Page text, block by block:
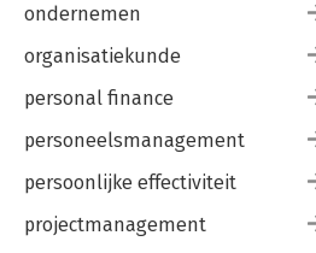
ondernemen
organisatiekunde
personal finance
personeelsmanagement
persoonlijke effectiviteit
projectmanagement